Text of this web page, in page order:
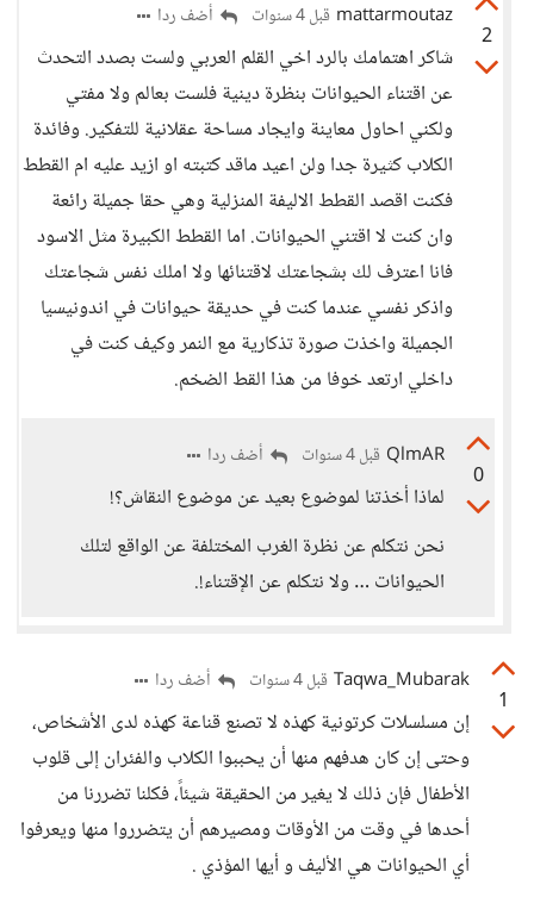
2
mattarmoutaz قبل 4 سنوات أضف ردا
شاكر اهتمامك بالرد اخي القلم العربي ولست بصدد التحدث
عن اقتناء الحيوانات بنظرة دينية فلست بعالم ولا مفتي
ولكني احاول معاينة وايجاد مساحة عقلانية للتفكير. وفائدة
الكلاب كثيرة جدا ولن اعيد ماقد كتبته او ازيد عليه ام القطط
فكنت اقصد القطط الاليفة المنزلية وهي حقا جميلة رائعة
وان كنت لا اقتني الحيوانات. اما القطط الكبيرة مثل الاسود
فانا اعترف لك بشجاعتك لاقتنائها ولا املك نفس شجاعتك
واذكر نفسي عندما كنت في حديقة حيوانات في اندونيسيا
الجميلة واخذت صورة تذكارية مع النمر وكيف كنت في
داخلي ارتعد خوفا من هذا القط الضخم.
0
QlmAR قبل 4 سنوات أضف ردا
لماذا أخذتنا لموضوع بعيد عن موضوع النقاش؟!
نحن نتكلم عن نظرة الغرب المختلفة عن الواقع لتلك
الحيوانات … ولا نتكلم عن الإقتناء!.
1
Taqwa_Mubarak قبل 4 سنوات أضف ردا
إن مسلسلات كرتونية كهذه لا تصنع قناعة كهذه لدى الأشخاص،
وحتى إن كان هدفهم منها أن يحببوا الكلاب والفئران إلى قلوب
الأطفال فإن ذلك لا يغير من الحقيقة شيئاً، فكلنا تضررنا من
أحدها في وقت من الأوقات ومصيرهم أن يتضرروا منها ويعرفوا
أي الحيوانات هي الأليف و أيها المؤذي .